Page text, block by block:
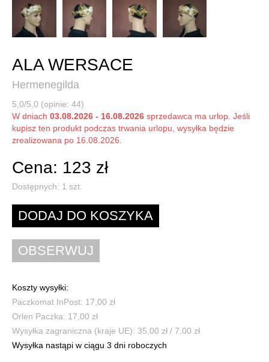
ALA WERSACE
Hermenegilda
5,0/5,0 (opinie: 44)
W dniach 03.08.2026 - 16.08.2026 sprzedawca ma urlop. Jeśli
kupisz ten produkt podczas trwania urlopu, wysyłka będzie
zrealizowana po 16.08.2026.
Cena: 123 zł
Dostępnych: 1 szt.
Koszty wysyłki:
Paczkomat InPost: 17,00 zł
Orlen Paczka: 17,00 zł
Wysyłka zagraniczna (kraje UE): 35,00 zł / 7,00 zł
Wysyłka nastąpi w ciągu 3 dni roboczych